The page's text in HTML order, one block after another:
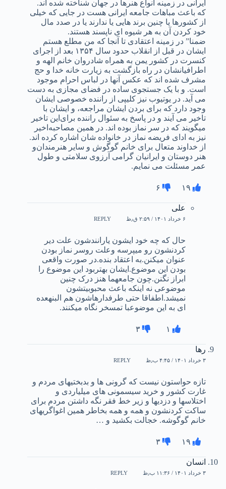
ایرانی در زمینه انواع هنرها در جهان شناخته شده اند.
که باعث مباهات جامعه ایرانی هست در جایی که خیلی
از کشورها یا چنین برند هایی یا ندارند یا در صدد مال
خود کردن آن به هر شیوه ای ناپسند هستند.
ضمنا” در زمینه اعتقادی تا آنجا که من مطلع هستم
ایشان در قبل از انقلاب حدود سال ۱۳۵۴ بعد از اجرای
کنسرت در کشور یمن به همراه شادروان خانم الهه و
اطرافیانشان در راه بازگشت به زیارت خانه خدا و حج
مشرف شده اند که عکس آنها در لباس احرام موجود
است. و با یک جستجوی ساده در فضای مجازی به دست
می آید. در یوتیوب نیز کلیپی از راننده خصوصی ایشان
وجود دارد که برای بردن ایشان مراجعه، و ایشان با
تاخیر می آیند و در پاسخ به سئوال راننده برای‌این تاخیر
میگویند که در سر نماز بوده اند. در همین مصاحبه‌اخیر
نیز به ادای فریضه نماز در خانواده شان اشاره کرده اند.
از خداوند متعال برای خانم گوگوش و سایر هنرمندان‌و
هنر دوستان و ایرانیان گرامی آرزوی سلامتی و طول
عمر مسئلت می نمایم.
۱۹ ۶
علی
۶ خرداد ۱۴۰۱ / ۲:۵۹ ق٫ظ REPLY
حال که چه خود ایشون یارانندشون علت دیر
کردنشون رو میپرسه وعلت روسر نماز بودن
عنوان میکنن.به اعتقاد بنده.در صورت واقعی
بودن این موضوع.ایشان بهتربود این موضوع را
ابراز نگنن.چون جامعهما هنز درک چنین
موضوعی نه اینکه باعث محبوبیتشون
نمیشد.اطفاقا حتی طرفدارهاشون هم البنهعده
ای به این موضوعبا تمسخر نگاه میکنند.
۱ ۳
رها
۳ خرداد ۱۴۰۱ / ۴:۴۵ ب٫ظ REPLY
تازه حواستون نیست که گرونی ها و بدبختیهای مردم و
غارت کشور و خرید سیسمونی های میلیاردی و
اختلاسها و دزدیها و زیر خط فقر نگه داشتن مردم برای
ساکت کردنشون و همه و همه بخاطر همین اغواگریهای
خانم گوگوشه. خجالت بکشید و …
۱۹ ۳
انسان
۳ خرداد ۱۴۰۱ / ۱۱:۳۶ ب٫ظ REPLY